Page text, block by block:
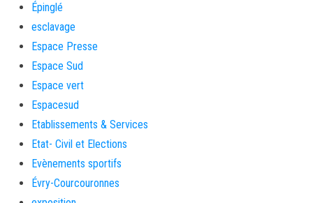
Épinglé
esclavage
Espace Presse
Espace Sud
Espace vert
Espacesud
Etablissements & Services
Etat- Civil et Elections
Evènements sportifs
Évry-Courcouronnes